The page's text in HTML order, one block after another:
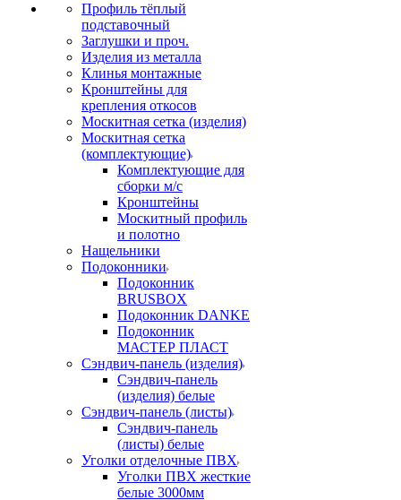
Профиль тёплый
подставочный
Заглушки и проч.
Изделия из металла
Клинья монтажные
Кронштейны для
крепления откосов
Москитная сетка (изделия)
Москитная сетка
(комплектующие)
Комплектующие для
сборки м/с
Кронштейны
Москитный профиль
и полотно
Нащельники
Подоконники
Подоконник
BRUSBOX
Подоконник DANKE
Подоконник
МАСТЕР ПЛАСТ
Сэндвич-панель (изделия)
Сэндвич-панель
(изделия) белые
Сэндвич-панель (листы)
Сэндвич-панель
(листы) белые
Уголки отделочные ПВХ
Уголки ПВХ жесткие
белые 3000мм